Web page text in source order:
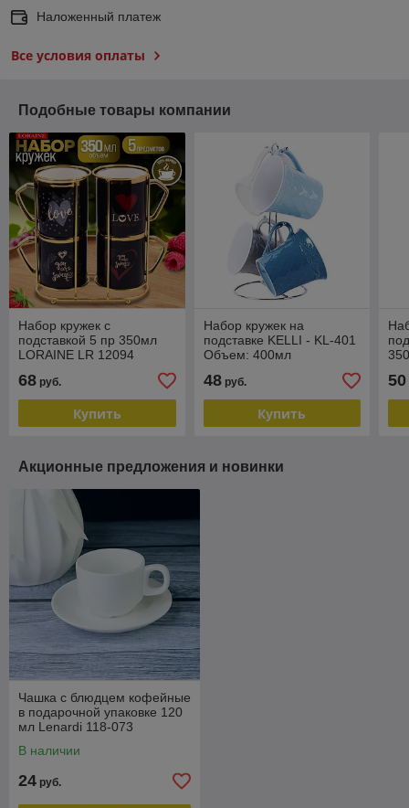
Наложенный платеж
Все условия оплаты
Подобные товары компании
Набор кружек с
подставкой 5 пр 350мл
LORAINE LR 12094
68 руб.
Купить
Набор кружек на
подставке KELLI - KL-401
Объем: 400мл
48руб.
Купить
50
Акционные предложения и новинки
Чашка с блюдцем кофейные
в подарочной упаковке 120
мл Lenardi 118-073
В наличии
24 руб.